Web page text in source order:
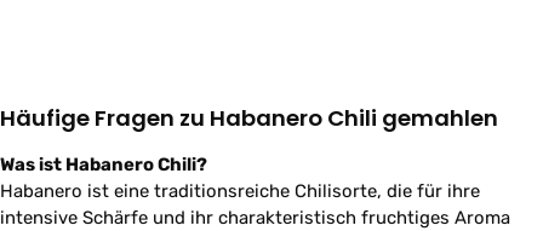
Häufige Fragen zu Habanero Chili gemahlen
Was ist Habanero Chili?
Habanero ist eine traditionsreiche Chilisorte, die für ihre
intensive Schärfe und ihr charakteristisch fruchtiges Aroma